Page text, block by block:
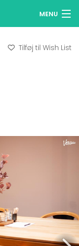
MENU
Tilføj til Wish List